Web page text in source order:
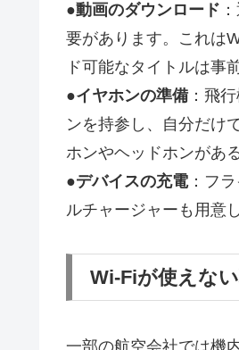
●動画のダウンロード
要があります。これは
ド可能なタイトルは事
●イヤホンの準備：飛
ンを持参し、自分だけ
ホンやヘッドホンがあ
●デバイスの充電：フ
ルチャージャーも用意
Wi-Fiが使えな